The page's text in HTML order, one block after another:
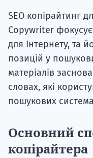
SEO копірайтинг
Copywriter
для Інтернету, та
позицій у
матеріалів
словах, які
пошукових
Основний
копірайтера